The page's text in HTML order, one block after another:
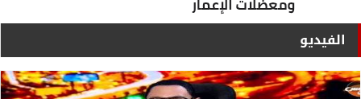
الفيديو